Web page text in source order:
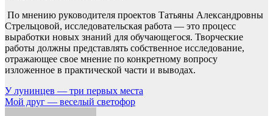
По мнению руководителя проектов Татьяны Александровны
Стрельцовой, исследовательская работа — это процесс
выработки новых знаний для обучающегося. Творческие
работы должны представлять собственное исследование,
отражающее свое мнение по конкретному вопросу
изложенное в практической части и выводах.
Навигация
по
У лунинцев — три первых места
Мой друг — веселый светофор